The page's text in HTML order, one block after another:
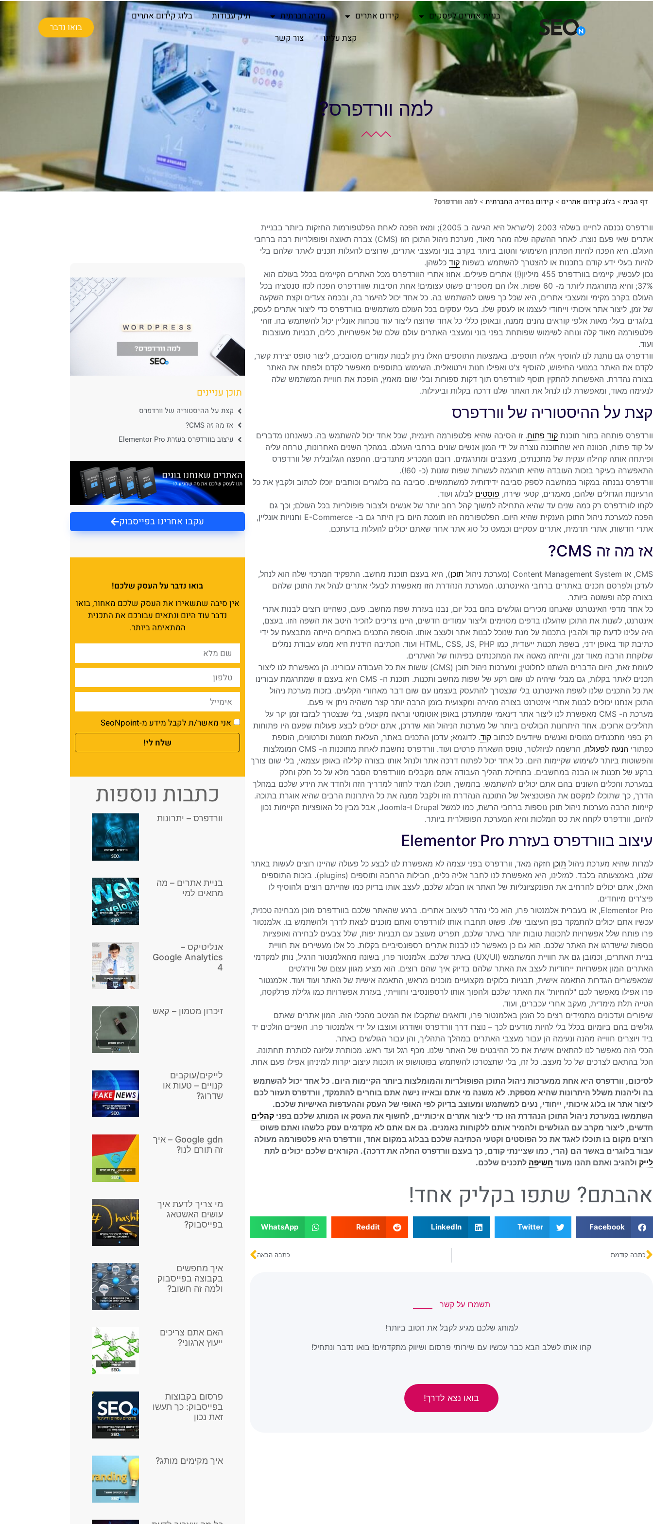
בניית אתרים לעסקים קידום אתרים מדיה חברתית תיק עבודות
בלוג קידום אתרים
קצת עלינו
צור קשר
בואו נדבר
למה וורדפרס?
דף הבית > בלוג קידום אתרים > קידום במדיה החברתית > למה וורדפרס?
וורדפרס נכנסה לחיינו בשלהי 2003 (לישראל היא הגיעה ב 2005); ומאז הפכה לאחת הפלטפורמות החזקות ביותר בבניית
אתרים שאי פעם נוצרו. לאחר ההשקה שלה מהר מאוד, מערכת ניהול התוכן הזו (CMS) צברה תאוצה ופופולריות רבה ברחבי
העולם. היא הפכה להיות הפתרון השימושי והטוב ביותר בקרב בוני ומעצבי אתרים, שרוצים להעלות תכנים לאתר שלהם בלי
להיות בעלי ידע קודם בתכנות או להצטרך להשתמש בשפות קוד כלשהן.
נכון לעכשיו, קיימים בוורדפרס 455 מיליון(!) אתרים פעילים. אחוז אתרי הוורדפרס מכל האתרים הקיימים בכלל בעולם הוא
37%; והיא מתורגמת ליותר מ- 60 שפות. אלו הם מספרים פשוט עצומים! אחת הסיבות שוורדפרס הפכה לכזו סנסציה בכל
העולם בקרב מקימי ומעצבי אתרים, היא שכל כך פשוט להשתמש בה. כל אחד יכול להיעזר בה, ובכמה צעדים וקצת השקעה
של זמן, ליצור אתר איכותי וייחודי לעצמו או לעסק שלו. בעלי עסקים בכל העולם משתמשים בוורדפרס כדי ליצור אתרים לעסק,
בלוגרים בעלי מאות אלפי קוראים נהנים ממנה, ובאופן כללי כל אחד שרוצה ליצור עוד נוכחות אונליין יכול להשתמש בה. זוהי
פלטפורמה מאוד קלה ונוחה לשימוש שפותחת בפני בוני ומעצבי האתרים עולם שלם של אפשרויות, כלים, תבניות מעוצבות
ועוד.
וורדפרס גם נותנת לנו להוסיף אליה תוספים. באמצעות התוספים האלו ניתן לבנות עמודים מסובכים, ליצור טופס יצירת קשר,
לקדם את האתר במנועי החיפוש, להוסיף צ'ט ואפילו חנות וירטואלית. השימוש בתוספים מאפשר לקדם ולפתח את האתר
בצורה נהדרת. האפשרות להתקין תוסף לוורדפרס תוך דקות ספורות ובלי שום מאמץ, הופכת את חוויית המשתמש שלה
לנעימה מאוד, ומאפשרת לנו לנהל את האתר שלנו דרכה בקלות וביעילות.
קצת על ההיסטוריה של וורדפרס
וורדפרס פותחה בתור תוכנת קוד פתוח. זו הסיבה שהיא פלטפורמה חינמית, שכל אחד יכול להשתמש בה. כשאנחנו מדברים
על קוד פתוח, הכוונה היא שהתוכנה נוצרה על ידי המון אנשים שונים ברחבי העולם. במהלך השנים האחרונות, טרחה עליה
ופיתחה אותה קהילה ענקית של מתכנתים, מעצבים ומתרגמים. רובם המכריע מתנדבים. ההפצה הגלובלית של וורדפרס
התאפשרה בעיקר בזכות העובדה שהיא תורגמה לעשרות שפות שונות (כ- 60!).
וורדפרס נבנתה במקור במחשבה לספק סביבה ידידותית למשתמשים. סביבה בה בלוגרים וכותבים יוכלו לכתוב ולקבץ את כל
הרעיונות הגדולים שלהם, מאמרים, קטעי שירה, פוסטים לבלוג ועוד.
לקחו לוורדפרס רק כמה שנים עד שהיא התחילה למשוך קהל רחב יותר של אנשים ולצבור פופולריות בכל העולם; וכך גם
הפכה למערכת ניהול התוכן הענקית שהיא היום. הפלטפורמה הזו תומכת היום בין היתר גם ב- E-Commerce וחנויות אונליין,
אתרי חדשות, אתרי תדמית, אתרים עסקיים וכמעט כל סוג אתר אחר שאתם יכולים להעלות בדעתכם.
אז מה זה CMS?
CMS, או Content Management System (מערכת ניהול תוכן), היא בעצם תוכנת מחשב. התפקיד המרכזי שלה הוא לנהל,
לעדכן ולפרסם תכנים באתרים ברחבי האינטרנט. המערכת הנהדרת הזו מאפשרת לבעלי אתרים לנהל את התוכן שלהם
בצורה קלה ופשוטה ביותר.
כל אחד מדפי האינטרנט שאנחנו מכירים וגולשים בהם בכל יום, נבנו בעזרת שפת מחשב. פעם, כשהיינו רוצים לבנות אתרי
אינטרנט, לשנות את התוכן שהעלנו בדפים מסוימים וליצור עמודים חדשים, היינו צריכים להכיר היטב את השפה הזו. בעצם,
היה עלינו לדעת קוד ולהבין בתכנות על מנת שנוכל לבנות אתר ולעצב אותו. הוספת התכנים באתרים הייתה מתבצעת על ידי
כתיבת קוד באופן ידני, בשפת תכנות ייעודית, כמו HTML, CSS, JS, PHP ועוד. הכתיבה הידנית היא ממש עבודת נמלים
שלוקחת הרבה מאוד זמן, והייתה מאטה את המתכנתים בפיתוח של האתרים.
לעומת זאת, היום הדברים השתנו לחלוטין; ומערכות ניהול תוכן (CMS) עושות את כל העבודה עבורינו. הן מאפשרת לנו ליצור
תכנים לאתר בקלות, גם מבלי שיהיה לנו שום רקע של שפות מחשב ותכנות. תוכנת ה- CMS היא בעצם זו שמתרגמת עבורינו
את כל התכנים שלנו לשפת האינטרנט בלי שנצטרך להתעסק בעצמנו עם שום דבר מאחורי הקלעים. בזכות מערכת ניהול
התוכן אנחנו יכולים לבנות אתרי אינטרנט בצורה מהירה ומקצועית בזמן הרבה יותר קצר משהיה ניתן אי פעם.
מערכת ה- CMS מאפשרת לנו ליצור אתר דינאמי שמתעדכן באופן אוטומטי ונראה מקצועי, בלי שנצטרך לבזבז זמן יקר על
תהליכים ארוכים. אחד היתרונות הבולטים ביותר של מערכות הניהול הוא שדרכן, אתם יכולים לבצע פעולות שפעם היו פתוחות
רק בפני מתכנתים מנוסים ואנשים שיודעים לכתוב קוד. לדוגמא; עדכון התכנים באתר, העלאת תמונות וסרטונים, הוספת
כפתורי הנעה לפעולה
, הרשמה לניוזלטר, טופס השארת פרטים ועוד. וורדפרס נחשבת לאחת מתוכנות ה- CMS המומלצות
והפשוטות ביותר לשימוש שקיימות היום. כל אחד יכול לפתוח דרכה אתר ולנהל אותו בצורה קלילה באופן עצמאי, בלי שום צורך
ברקע של תכנות או הבנה במחשבים. בתחילת תהליך העבודה אתם מקבלים מוורדפרס הסבר מלא על כל חלק וחלק
במערכת והכלים השונים בהם אתם יכולים להשתמש. בהמשך, תוכלו תמיד לחזור למדריך הזה ולחדד את הידע שלכם במהלך
הדרך, כך שתוכלו למקסם את הפוטנציאל של התוכנה הנהדרת הזו ולקבל ממנה את כל היתרונות הרבים שהיא אוגרת בתוכה.
קיימות הרבה מערכות ניהול תוכן נוספות ברחבי הרשת, כמו למשל Drupal ו-Joomla, אבל מבין כל האופציות הקיימות נכון
להיום, וורדפרס לקחה את כס המלכות והיא המערכת הפופולרית ביותר.
עיצוב בוורדפרס בעזרת Elementor Pro
למרות שהיא מערכת ניהול תוכן חזקה מאד, וורדפרס בפני עצמה לא מאפשרת לנו לבצע כל פעולה שהיינו רוצים לעשות באתר
שלנו, באמצעותה בלבד. למזלינו, היא מאפשרת לנו לחבר אליה כלים, חבילות הרחבה ותוספים (plugins). בזכות התוספים
האלו, אתם יכולים להרחיב את הפונקציונליות של האתר או הבלוג שלכם, לעצב אותו בדיוק כמו שהייתם רוצים ולהוסיף לו
פיצ'רים מיוחדים.
Elementor Pro, או בעברית אלמנטור פרו, הוא כלי נהדר לעיצוב אתרים. ברגע שהאתר שלכם בוורדפרס מוכן מבחינה טכנית,
עכשיו אתם יכולים להתמקד בפן העיצובי שלו. פשוט תחברו אותו לוורדפרס ואתם מוכנים לצאת לדרך ולהשתמש בו. אלמנטור
פרו פותח שלל אפשרויות לתכונות טובות יותר באתר שלכם, תפריט מעוצב עם תבניות יפות, שלל צבעים לבחירה ואופציות
נוספות שישדרגו את האתר שלכם. הוא גם כן מאפשר לנו לבנות אתרים רספונסיביים בקלות. כל אלו מעשירים את חוויית
בניית האתרים, וכמובן גם את חוויית המשתמש (UX/UI) באתר שלכם. אלמנטור פרו, בשונה מהאלמנטור הרגיל, נותן למקדמי
האתרים המון אפשרויות ייחודיות לעצב את האתר שלהם בדיוק איך שהם רוצים. הוא מציע מגוון עצום של ווידג’טים
שמאפשרים הגדרות התאמה אישית, תבניות בלוקים מקצועיים מוכנים מראש, התאמה אישית של האתר ועוד ועוד. אלמנטור
פרו אפילו מאפשר לכם "להחיות" את האתר שלכם ולהפוך אותו לרספונסיבי וחווייתי, בעזרת אפשרויות כמו גלילת פרלקסה,
הטייה תלת מימדית, מעקב אחרי עכברים, ועוד.
שיפורים ועדכונים מתמידים רצים כל הזמן באלמנטור פרו, ודואגים שתקבלו את המיטב מהכלי הזה. המון אתרים שאתם
גולשים בהם ביומיום בכלל בלי להיות מודעים לכך – נוצרו דרך וורדפרס ושודרגו ועוצבו על ידי אלמנטור פרו. השניים הולכים יד
ביד ויוצרים חווייה מהנה ונעימה הן עבור מעצבי האתרים במהלך התהליך, והן עבור הגולשים באתר.
הכלי הזה מאפשר לנו להתאים אישית את כל ההיבטים של האתר שלנו. מכף רגל ועד ראש. מכותרת עליונה לכותרת תחתונה.
הכל בהתאם לצרכים של כל מעצב. כל זה, בלי שתצטרכו להשתמש בפוטושופ או תוכנות עיצוב יקרות למיניהן אפילו פעם אחת.
לסיכום, וורדפרס היא אחת ממערכות ניהול התוכן הפופולריות והמומלצות ביותר הקיימות היום. כל אחד יכול להשתמש
בה וליהנות משלל היתרונות שהיא מספקת. לא משנה מי אתם ובאיזו נישה אתם בוחרים להתמקד, וורדפרס תעזור לכם
ליצור אתר או בלוג איכותי, ייחודי, נעים למשתמש ומעוצב בדיוק לפי האופי של העסק וההעדפות האישיות שלכם.
השתמשו במערכת ניהול התוכן הנהדרת הזו כדי ליצור אתרים איכותיים, לחשוף את העסק או המותג שלכם בפני קהלים
חדשים, ליצור מקרב עם הגולשים ולהמיר אותם ללקוחות נאמנים. גם אם אתם לא מקדמים עסק כלשהו ואתם פשוט
רוצים מקום בו תוכלו לאגד את כל הפוסטים וקטעי הכתיבה שלכם בבלוג במקום אחד, וורדפרס היא פלטפורמה מעולה
עבור בלוגרים באשר הם (הרי, כמו שציינתי קודם, כך בעצם וורדפרס החלה את דרכה). הקוראים שלכם יכולים לתת
לייק ולהגיב ואתם תהנו מעוד חשיפה לתכנים שלכם.
אהבתם? שתפו בקליק אחד!
Facebook
Twitter
LinkedIn
Reddit
WhatsApp
כתבה קודמת כתבה הבאה
תשמרו על קשר
למותג שלכם מגיע לקבל את הטוב ביותר!
קחו אותו לשלב הבא כבר עכשיו עם שירותי פרסום ושיווק מתקדמים! בואו נדבר ונתחיל!
בואו נצא לדרך!
תוכן עניינים
קצת על ההיסטוריה של וורדפרס
אז מה זה CMS?
עיצוב בוורדפרס בעזרת Elementor Pro
עקבו אחרינו בפייסבוק
בואו נדבר על העסק שלכם!
אין סיבה שתשאירו את העסק שלכם מאחור, בואו
נדבר עוד היום ונתאים עבורכם את התכנית
המתאימה ביותר.
אני מאשר/ת לקבל מידע מ-SeoNpoint
שלח לי!
כתבות נוספות
וורדפרס – יתרונות
בניית אתרים – מה
מתאים למי
אנליטיקס –
Google Analytics
4
זיכרון מטמון – קאש
לייקים/עוקבים
קנויים – טעות או
שדרוג?
Google gdn – איך
זה תורם לנו?
מי צריך לדעת איך
עושים האשטאג
בפייסבוק?
איך מחפשים
בקבוצה בפייסבוק
ולמה זה חשוב?
האם אתם צריכים
ייעוץ ארגוני?
פרסום בקבוצות
בפייסבוק: כך תעשו
זאת נכון
איך מקימים מותג?